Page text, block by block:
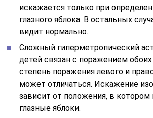
искажается только при
глазного яблока. В остальных
видит нормально.
Сложный гиперметропический
детей связан с поражением
степень поражения левого и
может отличаться. Искажение
зависит от положения, в котором
глазные яблоки.